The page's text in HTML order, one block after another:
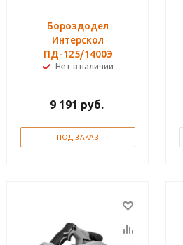
Бороздодел
Интерскол
ПД-125/1400Э
Нет в наличии
9 191 руб.
ПОД ЗАКАЗ